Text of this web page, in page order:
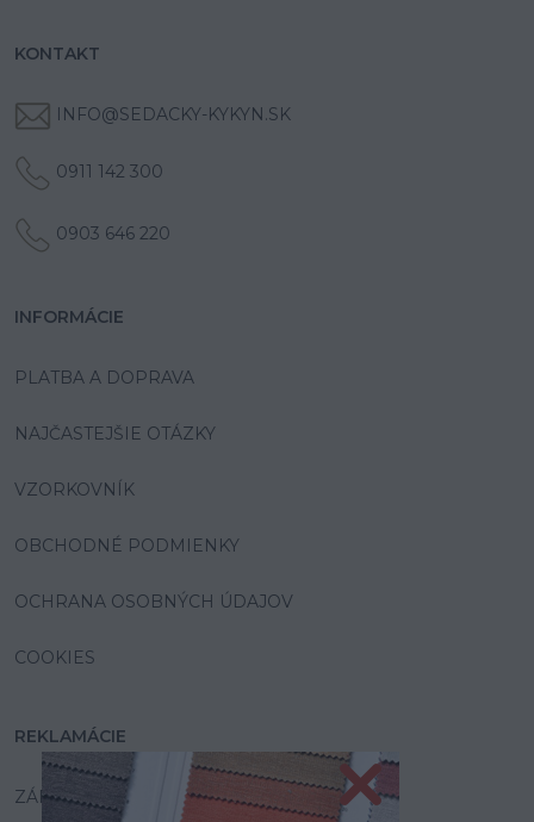
KONTAKT
INFO@SEDACKY-KYKYN.SK
0911 142 300
0903 646 220
INFORMÁCIE
PLATBA A DOPRAVA
NAJČASTEJŠIE OTÁZKY
VZORKOVNÍK
OBCHODNÉ PODMIENKY
OCHRANA OSOBNÝCH ÚDAJOV
COOKIES
REKLAMÁCIE
ZÁRUKA A SERVIS